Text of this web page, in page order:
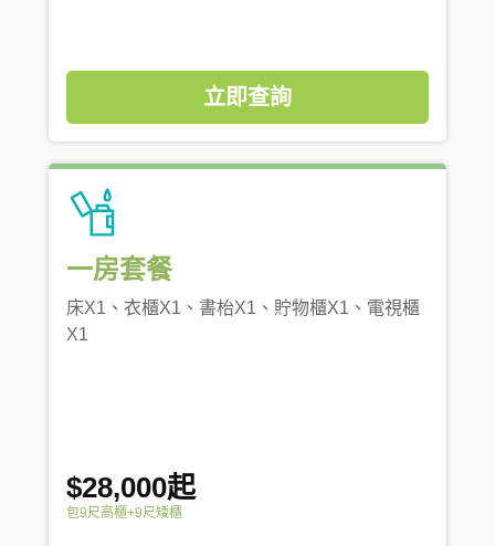
立即查詢
一房套餐
床X1、衣櫃X1、書枱X1、貯物櫃X1、電視櫃
X1
$28,000起
包9尺高櫃+9尺矮櫃